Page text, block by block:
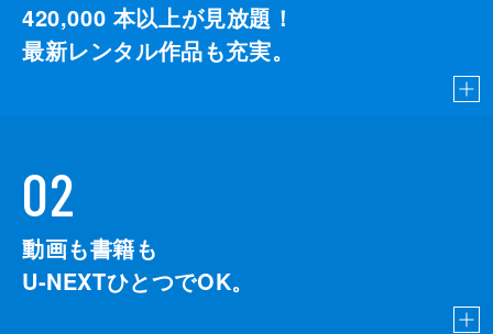
420,000 本以上が見放題！
最新レンタル作品も充実。
02
動画も書籍も
U-NEXTひとつでOK。